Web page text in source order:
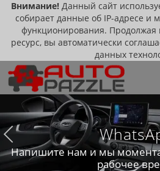
Внимание! Данный сайт
собирает данные об IP-адресе и
функционирования. Продолжая
ресурс, вы автоматически
данных
Напишите нам и мы
рабочее